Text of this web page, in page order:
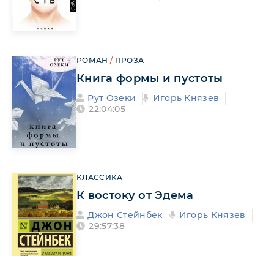
РОМАН / ПРОЗА
Книга формы и пустоты
Рут Озеки
Игорь Князев
22:04:05
КЛАССИКА
К востоку от Эдема
Джон Стейнбек
Игорь Князев
29:57:38